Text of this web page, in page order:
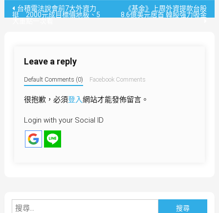
文台積電法說會前7大外資力
挺 2000元成目標價地板、5
《基金》上周外資提款台股
8.6億美元居首 韓股強力吸金
Leave a reply
Default Comments (0) Facebook Comments
很抱歉，必須登入網站才能發佈留言。
Login with your Social ID